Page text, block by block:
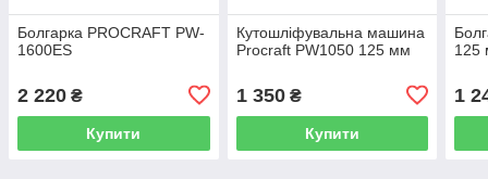
Болгарка PROCRAFT PW-
1600ES
2 220 ₴
Купити
Кутошліфувальна машина
Procraft PW1050 125 мм
1 350₴
Купити
125
1